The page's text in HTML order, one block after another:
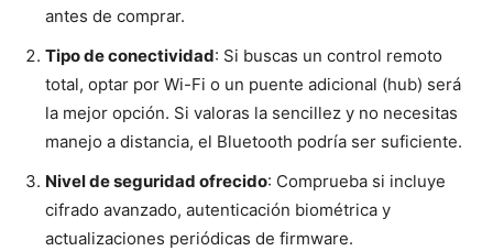
antes de comprar.
Tipo de conectividad: Si buscas un control remoto
total, optar por Wi-Fi o un puente adicional (hub) será
la mejor opción. Si valoras la sencillez y no necesitas
manejo a distancia, el Bluetooth podría ser suficiente.
Nivel de seguridad ofrecido: Comprueba si incluye
cifrado avanzado, autenticación biométrica y
actualizaciones periódicas de firmware.